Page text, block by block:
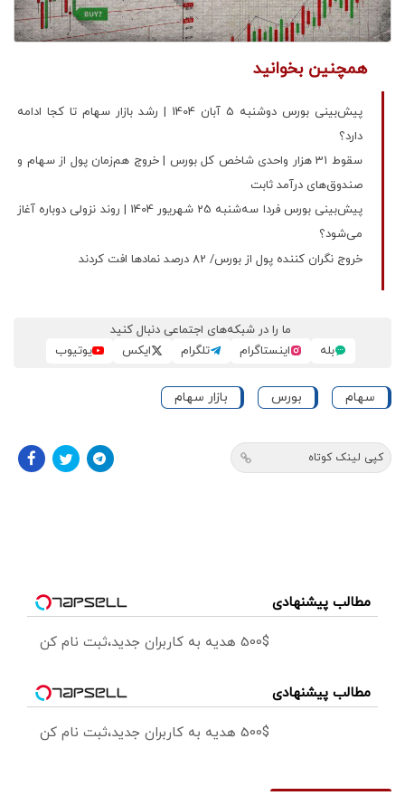
همچنین بخوانید
پیش‌بینی بورس دوشنبه 5 آبان 1404 | رشد بازار سهام تا کجا ادامه
دارد؟
سقوط 31 هزار واحدی شاخص کل بورس | خروج هم‌زمان پول از سهام و
صندوق‌های درآمد ثابت
پیش‌بینی بورس فردا سه‌شنبه 25 شهریور 1404 | روند نزولی دوباره آغاز
می‌شود؟
خروج نگران کننده پول از بورس/ 82 درصد نمادها افت کردند
ما را در شبکه‌های اجتماعی دنبال کنید
بله
اینستاگرام تلگرام ایکس یوتیوب
سهام بورس بازار سهام
کپی لینک کوتاه
مطالب پیشنهادی
500$ هدیه به کاربران جدید،ثبت نام کن
مطالب پیشنهادی
500$ هدیه به کاربران جدید،ثبت نام کن